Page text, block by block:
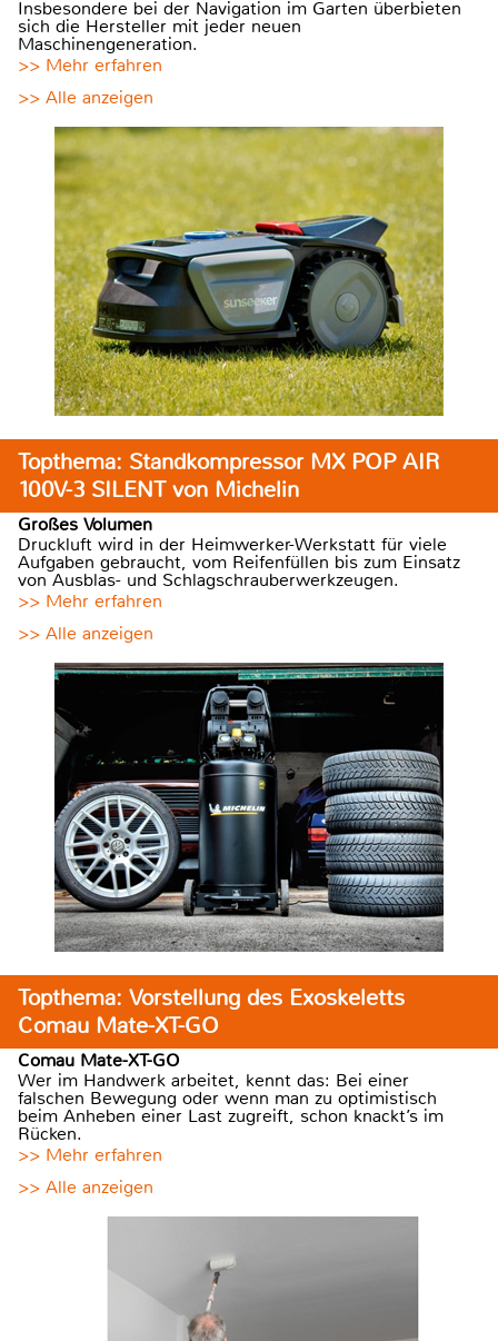
Insbesondere bei der Navigation im Garten überbieten
sich die Hersteller mit jeder neuen
Maschinengeneration.
>> Mehr erfahren
>> Alle anzeigen
Topthema: Standkompressor MX POP AIR
100V-3 SILENT von Michelin
Großes Volumen
Druckluft wird in der Heimwerker-Werkstatt für viele
Aufgaben gebraucht, vom Reifenfüllen bis zum Einsatz
von Ausblas- und Schlagschrauberwerkzeugen.
>> Mehr erfahren
>> Alle anzeigen
Topthema: Vorstellung des Exoskeletts
Comau Mate-XT-GO
Comau Mate-XT-GO
Wer im Handwerk arbeitet, kennt das: Bei einer
falschen Bewegung oder wenn man zu optimistisch
beim Anheben einer Last zugreift, schon knackt’s im
Rücken.
>> Mehr erfahren
>> Alle anzeigen